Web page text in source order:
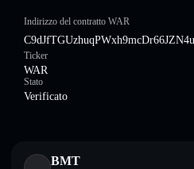
Indirizzo del contratto WAR
Ticker
WAR
Stato
Verificato
BMT